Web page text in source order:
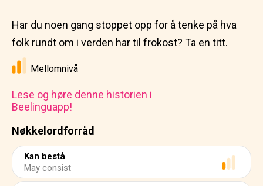
Nøkkelordforråd
Kan bestå
May consist
Har du noen gang stoppet opp for å tenke på hva
folk rundt om i verden har til frokost? Ta en titt.
Mellomnivå
Lese og høre denne historien i
Beelinguapp!